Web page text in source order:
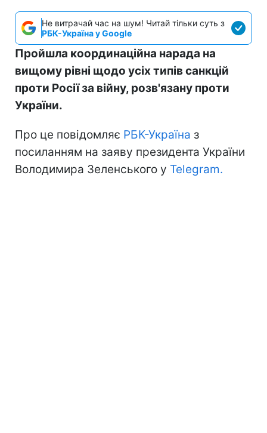
Не витрачай час на шум! Читай тільки суть з
РБК-Україна у Google
Пройшла координаційна нарада на
вищому рівні щодо усіх типів санкцій
проти Росії за війну, розв'язану проти
України.
Про це повідомляє РБК-Україна з
посиланням на заяву президента України
Володимира Зеленського у Telegram.